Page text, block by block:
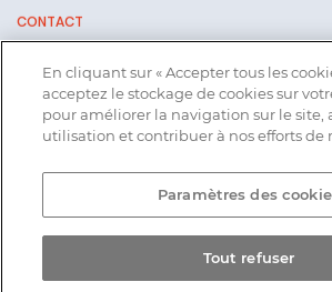
CONTACT
Groupe AVISS
54, rue Pierre Curie
78 370 PLAISIR
En cliquant sur « Accepter tous les
acceptez le stockage de cookies sur
pour améliorer la navigation sur le site,
utilisation et contribuer à nos efforts de
Paramètres des
Tout refuser